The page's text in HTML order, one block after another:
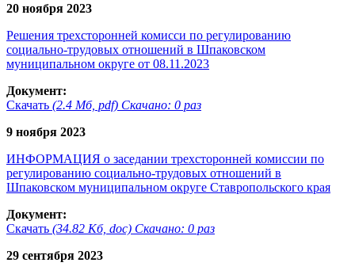
20 ноября 2023
Решения трехсторонней комисси по регулированию
социально-трудовых отношений в Шпаковском
муниципальном округе от 08.11.2023
Документ:
Скачать (2.4 Мб, pdf) Скачано: 0 раз
9 ноября 2023
ИНФОРМАЦИЯ о заседании трехсторонней комиссии по
регулированию социально-трудовых отношений в
Шпаковском муниципальном округе Ставропольского края
Документ:
Скачать (34.82 Кб, doc) Скачано: 0 раз
29 сентября 2023